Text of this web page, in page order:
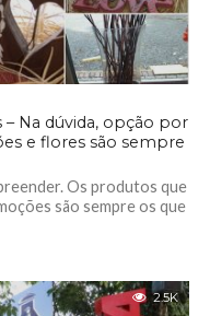
– Na dúvida, opção por
e flores são sempre
Os produtos que
são sempre os que
2.5K